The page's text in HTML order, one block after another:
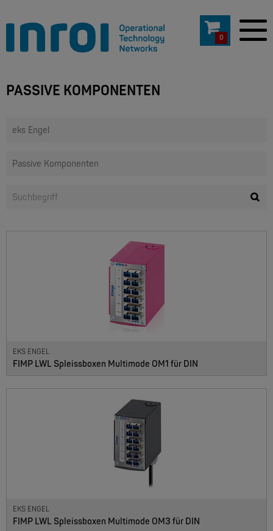
0
PASSIVE KOMPONENTEN
EKS ENGEL
FIMP LWL Spleissboxen Multimode OM1 für DIN
EKS ENGEL
FIMP LWL Spleissboxen Multimode OM3 für DIN